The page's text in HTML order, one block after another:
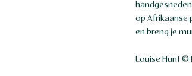
op Afrikaanse
en breng je
Louise Hunt ©